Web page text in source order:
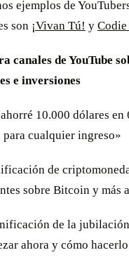
ejemplos de
son ¡Vivan Tú! y Codie
canales de YouTube
e inversiones
10.000 dólares en
para cualquier ingreso»
de
sobre Bitcoin y más
de la
ahora y cómo